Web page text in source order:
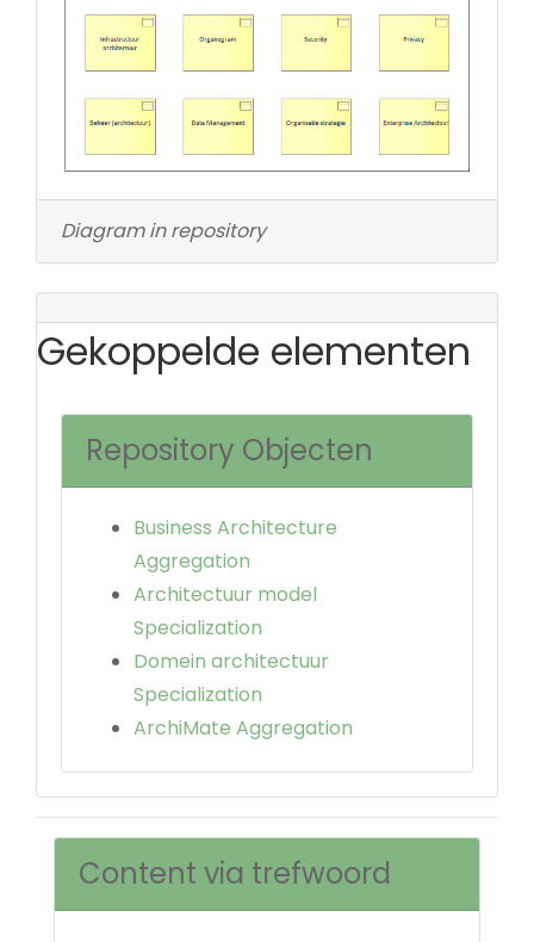
Diagram in repository
Gekoppelde elementen
Repository Objecten
Business Architecture
Aggregation
Architectuur model
Specialization
Domein architectuur
Specialization
ArchiMate Aggregation
Content via trefwoord